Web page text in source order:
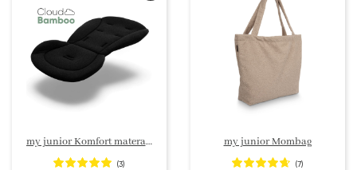
my junior Komfort materac redukcyjny do wózka CloudBamboo
(3)
my junior Mombag
(7)